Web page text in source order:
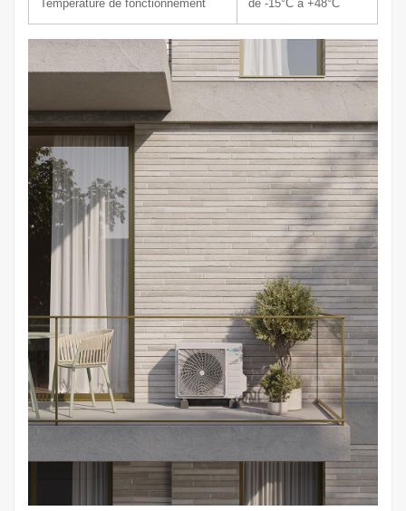
Température de fonctionnement de -15°C à +48°C